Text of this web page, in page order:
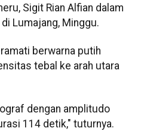
Sigit Rian Alfian dalam
Lumajang, Minggu.
berwarna putih
tebal ke arah utara
dengan amplitudo
114 detik," tuturnya.